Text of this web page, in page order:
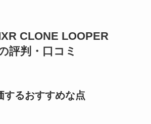
CLONE LOOPER
評判・口コミ
するおすすめな点